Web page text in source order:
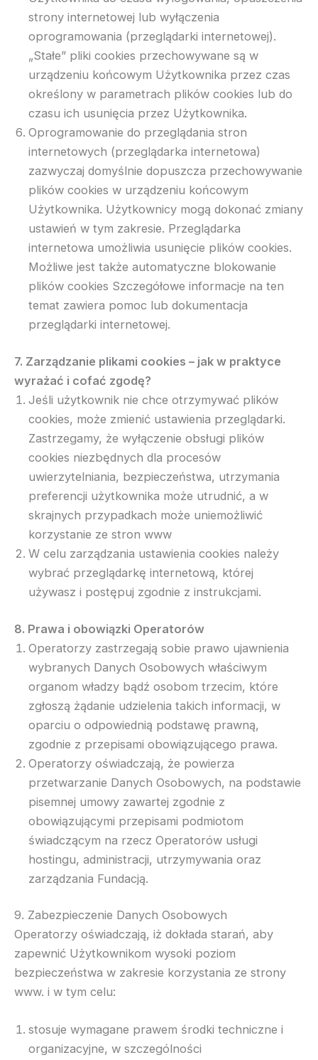
strony internetowej lub wyłączenia
oprogramowania (przeglądarki internetowej).
„Stałe” pliki cookies przechowywane są w
urządzeniu końcowym Użytkownika przez czas
określony w parametrach plików cookies lub do
czasu ich usunięcia przez Użytkownika.
Oprogramowanie do przeglądania stron
internetowych (przeglądarka internetowa)
zazwyczaj domyślnie dopuszcza przechowywanie
plików cookies w urządzeniu końcowym
Użytkownika. Użytkownicy mogą dokonać zmiany
ustawień w tym zakresie. Przeglądarka
internetowa umożliwia usunięcie plików cookies.
Możliwe jest także automatyczne blokowanie
plików cookies Szczegółowe informacje na ten
temat zawiera pomoc lub dokumentacja
przeglądarki internetowej.
7. Zarządzanie plikami cookies – jak w praktyce
wyrażać i cofać zgodę?
Jeśli użytkownik nie chce otrzymywać plików
cookies, może zmienić ustawienia przeglądarki.
Zastrzegamy, że wyłączenie obsługi plików
cookies niezbędnych dla procesów
uwierzytelniania, bezpieczeństwa, utrzymania
preferencji użytkownika może utrudnić, a w
skrajnych przypadkach może uniemożliwić
korzystanie ze stron www
W celu zarządzania ustawienia cookies należy
wybrać przeglądarkę internetową, której
używasz i postępuj zgodnie z instrukcjami.
8. Prawa i obowiązki Operatorów
Operatorzy zastrzegają sobie prawo ujawnienia
wybranych Danych Osobowych właściwym
organom władzy bądź osobom trzecim, które
zgłoszą żądanie udzielenia takich informacji, w
oparciu o odpowiednią podstawę prawną,
zgodnie z przepisami obowiązującego prawa.
Operatorzy oświadczają, że powierza
przetwarzanie Danych Osobowych, na podstawie
pisemnej umowy zawartej zgodnie z
obowiązującymi przepisami podmiotom
świadczącym na rzecz Operatorów usługi
hostingu, administracji, utrzymywania oraz
zarządzania Fundacją.
9. Zabezpieczenie Danych Osobowych
Operatorzy oświadczają, iż dokłada starań, aby
zapewnić Użytkownikom wysoki poziom
bezpieczeństwa w zakresie korzystania ze strony
www. i w tym celu:
stosuje wymagane prawem środki techniczne i
organizacyjne, w szczególności